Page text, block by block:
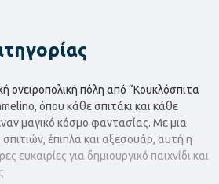
ονειροπολική πόλη από “Κουκλόσπιτα
όπου κάθε σπιτάκι και κάθε
μαγικό κόσμο φαντασίας. Με μια
σπιτιών, έπιπλα και αξεσουάρ, αυτή η
ευκαιρίες για δημιουργικό παιχνίδι και